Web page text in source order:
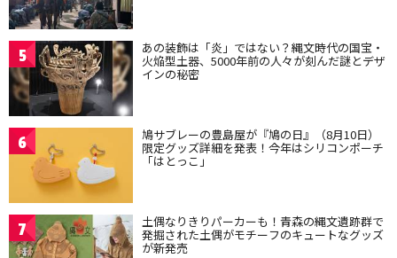
5 あの装飾は「炎」ではない？縄文時代の国宝・
火焔型土器、5000年前の人々が刻んだ謎とデザ
インの秘密
6 鳩サブレーの豊島屋が『鳩の日』（8月10日）
限定グッズ詳細を発表！今年はシリコンポーチ
「はとっこ」
7 土偶なりきりパーカーも！青森の縄文遺跡群で
発掘された土偶がモチーフのキュートなグッズ
が新発売